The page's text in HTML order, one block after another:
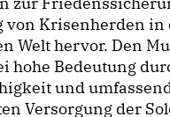
von Krisenherden in
Welt hervor. Den
hohe Bedeutung
und
Versorgung der